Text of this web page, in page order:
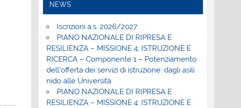
NEWS
Iscrizioni a.s. 2026/2027
PIANO NAZIONALE DI RIPRESA E
RESILIENZA – MISSIONE 4: ISTRUZIONE E
RICERCA – Componente 1 – Potenziamento
dell’offerta dei servizi di istruzione: dagli asili
nido alle Università
PIANO NAZIONALE DI RIPRESA E
RESILIENZA – MISSIONE 4: ISTRUZIONE E